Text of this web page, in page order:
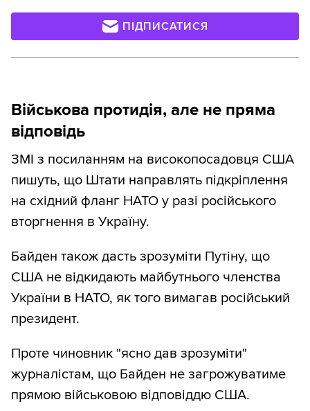
ПІДПИСАТИСЯ
Військова протидія, але не пряма
відповідь
ЗМІ з посиланням на високопосадовця США
пишуть, що Штати направлять підкріплення
на східний фланг НАТО у разі російського
вторгнення в Україну.
Байден також дасть зрозуміти Путіну, що
США не відкидають майбутнього членства
України в НАТО, як того вимагав російський
президент.
Проте чиновник "ясно дав зрозуміти"
журналістам, що Байден не загрожуватиме
прямою військовою відповіддю США.